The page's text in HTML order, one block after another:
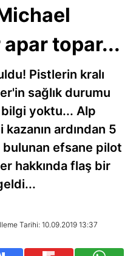
topar...
Pistlerin kralı
sağlık durumu
bilgi yoktu... Alp
ardından 5
bulunan efsane pilot
hakkında flaş bir
Tarihi: 10.09.2019 13:37